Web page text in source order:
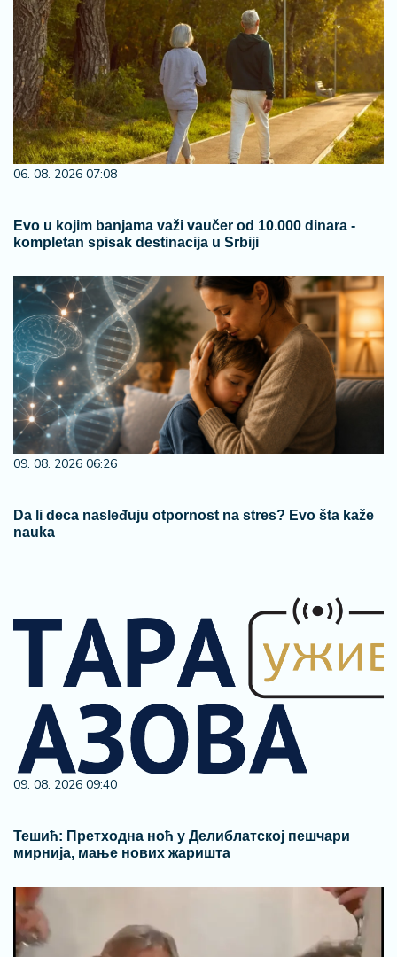
06. 08. 2026 07:08
Evo u kojim banjama važi vaučer od 10.000 dinara -
kompletan spisak destinacija u Srbiji
09. 08. 2026 06:26
Da li deca nasleđuju otpornost na stres? Evo šta kaže
nauka
09. 08. 2026 09:40
Тешић: Претходна ноћ у Делиблатској пешчари
мирнија, мање нових жаришта